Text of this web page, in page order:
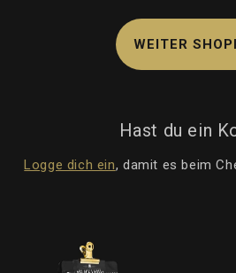
WEITER
Hast du ein
Logge dich ein, damit es beim